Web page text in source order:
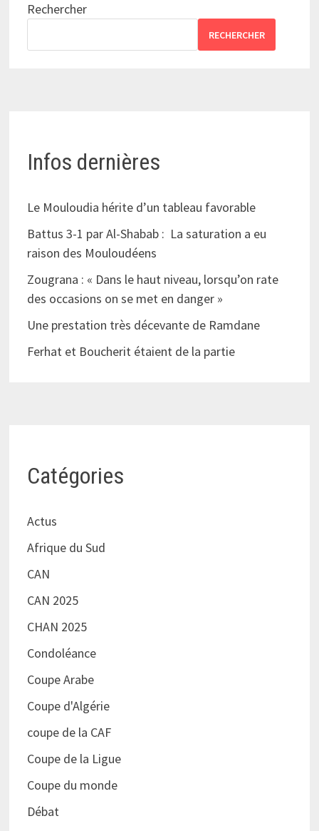
Rechercher
RECHERCHER
Infos dernières
Le Mouloudia hérite d’un tableau favorable
Battus 3-1 par Al-Shabab : La saturation a eu
raison des Mouloudéens
Zougrana : « Dans le haut niveau, lorsqu’on rate
des occasions on se met en danger »
Une prestation très décevante de Ramdane
Ferhat et Boucherit étaient de la partie
Catégories
Actus
Afrique du Sud
CAN
CAN 2025
CHAN 2025
Condoléance
Coupe Arabe
Coupe d'Algérie
coupe de la CAF
Coupe de la Ligue
Coupe du monde
Débat